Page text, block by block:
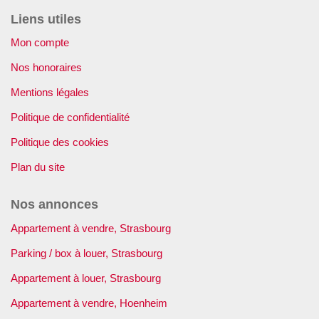
Liens utiles
Mon compte
Nos honoraires
Mentions légales
Politique de confidentialité
Politique des cookies
Plan du site
Nos annonces
Appartement à vendre, Strasbourg
Parking / box à louer, Strasbourg
Appartement à louer, Strasbourg
Appartement à vendre, Hoenheim